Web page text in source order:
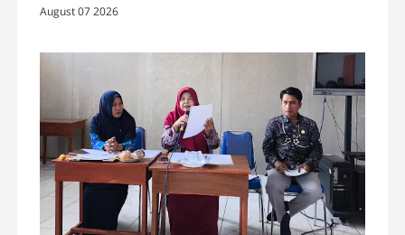
SMAN 4 Pamekasan
August 07 2026